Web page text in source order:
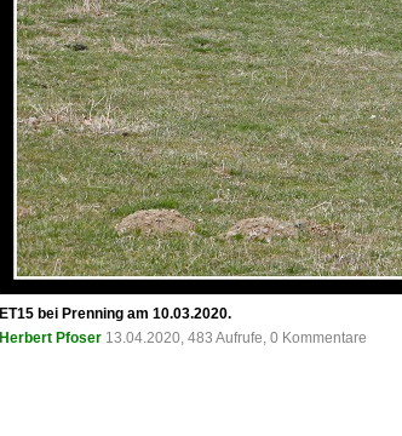
ET15 bei Prenning am 10.03.2020.
Herbert Pfoser 13.04.2020, 483 Aufrufe, 0 Kommentare